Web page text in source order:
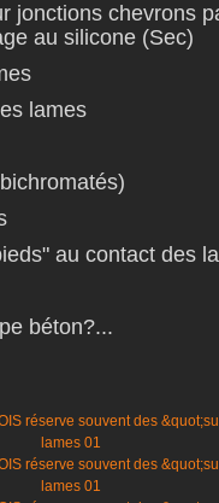
jonctions chevrons
au silicone (Sec)
lames
au contact des
béton?...